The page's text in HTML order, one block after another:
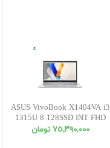
ASUS VivoBook X1404VA i3
1315U 8 128SSD INT FHD
٧٥,٣٩٠,٠٠٠ تومان